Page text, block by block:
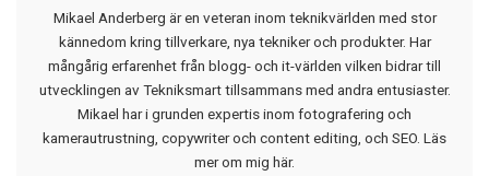
Mikael Anderberg är en veteran inom teknikvärlden med stor
kännedom kring tillverkare, nya tekniker och produkter. Har
mångårig erfarenhet från blogg- och it-världen vilken bidrar till
utvecklingen av Tekniksmart tillsammans med andra entusiaster.
Mikael har i grunden expertis inom fotografering och
kamerautrustning, copywriter och content editing, och SEO. Läs
mer om mig här.